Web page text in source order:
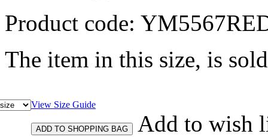
Product code:
The item in this size, is
View Size Guide
Add to wish